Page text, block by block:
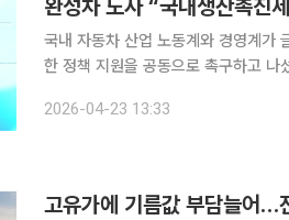
완성차 노사 “국내생산촉진
국내 자동차 산업 노동계와 경영계가
한 정책 지원을 공동으로 촉구하고
조합과 전국금속노동조합연맹, 한국
2026-04-23 13:33
고유가에 기름값 부담늘어…